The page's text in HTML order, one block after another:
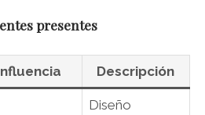
presentes
Descripción
Diseño